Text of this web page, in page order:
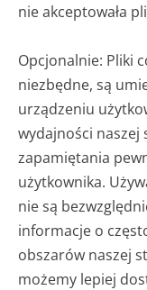
nie akceptowała
Opcjonalnie: Pliki
niezbędne, są
urządzeniu
wydajności
zapamiętania
użytkownika.
nie są
informacje o
obszarów naszej
możemy lepiej